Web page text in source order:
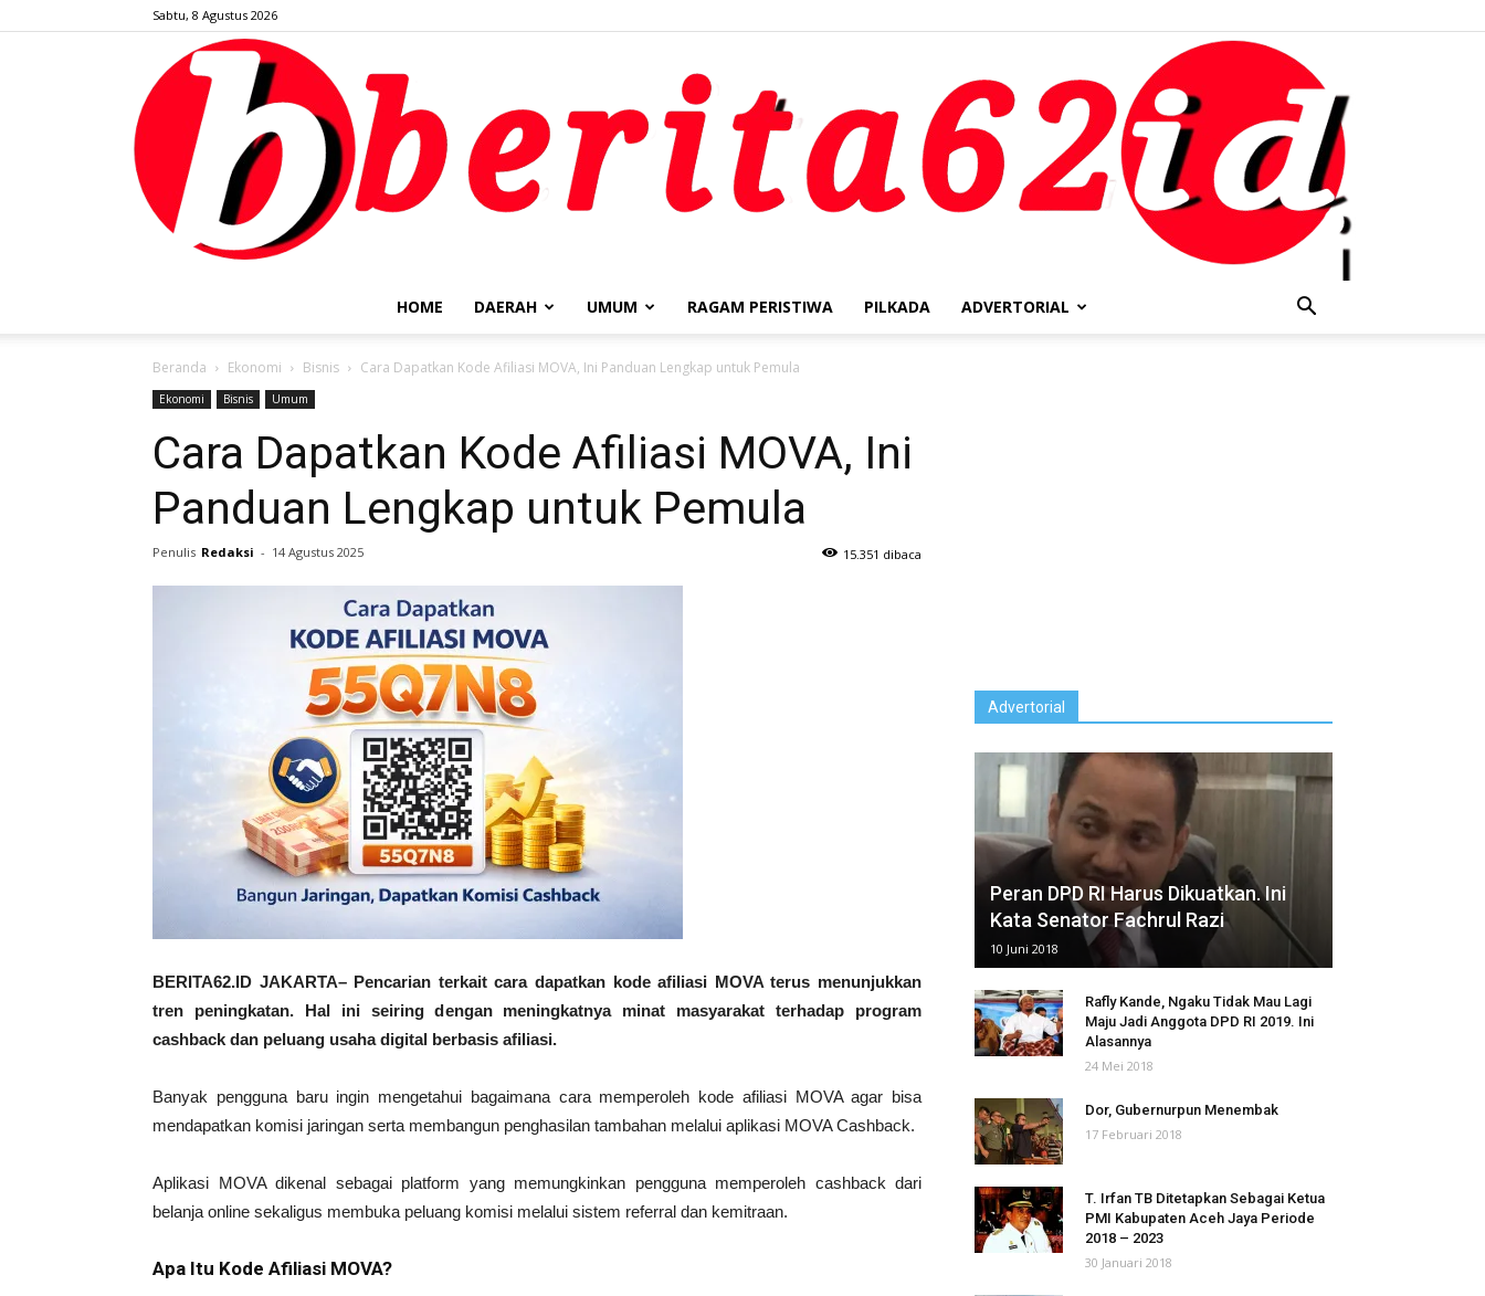
Sabtu, 8 Agustus 2026
HOME DAERAH UMUM RAGAM PERISTIWA PILKADA ADVERTORIAL
Beranda Ekonomi Bisnis Cara Dapatkan Kode Afiliasi MOVA, Ini Panduan Lengkap untuk Pemula
Ekonomi Bisnis Umum
Cara Dapatkan Kode Afiliasi MOVA, Ini
Panduan Lengkap untuk Pemula
Penulis Redaksi - 14 Agustus 2025 15.351 dibaca
BERITA62.ID JAKARTA– Pencarian terkait cara dapatkan kode afiliasi MOVA terus menunjukkan
tren peningkatan. Hal ini seiring dengan meningkatnya minat masyarakat terhadap program
cashback dan peluang usaha digital berbasis afiliasi.
Banyak pengguna baru ingin mengetahui bagaimana cara memperoleh kode afiliasi MOVA agar bisa
mendapatkan komisi jaringan serta membangun penghasilan tambahan melalui aplikasi MOVA Cashback.
Aplikasi MOVA dikenal sebagai platform yang memungkinkan pengguna memperoleh cashback dari
belanja online sekaligus membuka peluang komisi melalui sistem referral dan kemitraan.
Apa Itu Kode Afiliasi MOVA?
Advertorial
Peran DPD RI Harus Dikuatkan. Ini
Kata Senator Fachrul Razi
10 Juni 2018
Rafly Kande, Ngaku Tidak Mau Lagi
Maju Jadi Anggota DPD RI 2019. Ini
Alasannya
24 Mei 2018
Dor, Gubernurpun Menembak
17 Februari 2018
T. Irfan TB Ditetapkan Sebagai Ketua
PMI Kabupaten Aceh Jaya Periode
2018 – 2023
30 Januari 2018